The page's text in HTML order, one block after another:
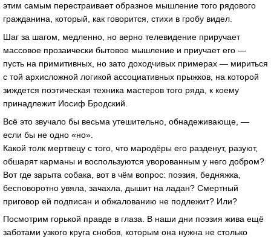
этим самым перестраивает образное мышление того рядового
гражданина, который, как говорится, стихи в гробу видел.
Шаг за шагом, медленно, но верно телевидение приручает
массовое прозаически бытовое мышление и приучает его —
пусть на примитивных, но зато доходчивых примерах — мириться
с той архисложной логикой ассоциативных прыжков, на которой
зиждется поэтическая техника мастеров того ряда, к коему
принадлежит Иосиф Бродский.
Всё это звучало бы весьма утешительно, обнадеживающе, —
если бы не одно «но».
Какой толк мертвецу с того, что мародёры его разденут, разуют,
обшарят карманы и воспользуются уворованным у него добром?
Вот где зарыта собака, вот в чём вопрос: поэзия, бедняжка,
бесповоротно увяла, зачахла, дышит на ладан? Смертный
приговор ей подписан и обжалованию не подлежит? Или?
Посмотрим горькой правде в глаза. В наши дни поэзия жива ещё
заботами узкого круга снобов, которым она нужна не столько